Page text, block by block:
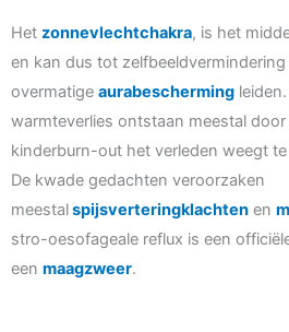
Het zonnevlechtchakra, is het
en kan dus tot zelfbeeldvermindering
overmatige aurabescherming
warmteverlies ontstaan meestal
kinderburn-out het verleden weegt
De kwade gedachten veroorzaken
meestalspijsverteringklachten en
stro-oesofageale reflux is een
een maagzweer.